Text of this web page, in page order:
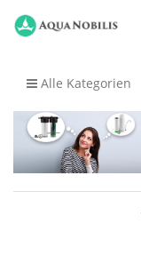
Alle Kategorien